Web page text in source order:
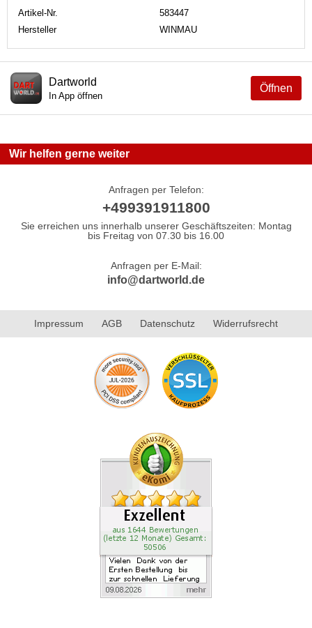
Artikel-Nr.
583447
Hersteller
WINMAU
Öffnen
Dartworld
In App öffnen
Wir helfen gerne weiter
Anfragen per Telefon:
+499391911800
Sie erreichen uns innerhalb unserer Geschäftszeiten: Montag
bis Freitag von 07.30 bis 16.00
Anfragen per E-Mail:
info@dartworld.de
Impressum AGB Datenschutz Widerrufsrecht